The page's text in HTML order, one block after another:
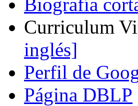
Curriculum
inglés]
Perfil de
Página DBLP